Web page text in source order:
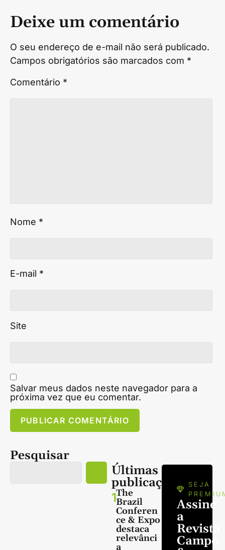
Deixe um comentário
O seu endereço de e-mail não será publicado.
Campos obrigatórios são marcados com *
Comentário *
Nome *
E-mail *
Site
Salvar meus dados neste navegador para a
próxima vez que eu comentar.
Pesquisar
Últimas
publicações
1The
Brazil
Conferen
ce & Expo
destaca
relevânci
a
SEJA
Assine
a
Revista
Campo